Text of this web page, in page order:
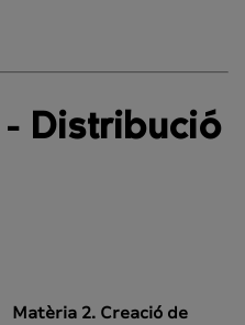
- Distribució
Matèria 2. Creació de